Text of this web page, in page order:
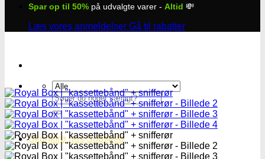
Spar op til 50% på udvalgte varer - Altid 💸
Læs vores anmeldelser Gå til rabatter
Søg
efter:
Skunkfrø hos Subseed